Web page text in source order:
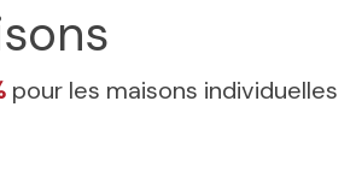
pour les maisons individuelles